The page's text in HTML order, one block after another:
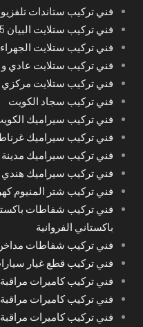
فني تركيب ستاندات
فني تركيب ستلايت البيان 55806005
فني تركيب ستلايت
فني تركيب ستلايت عادي
فني تركيب ستلايت مركزي
فني تركيب سجاد الكويت
فني تركيب سيراميك
فني تركيب سيراميك
فني تركيب سيراميك مدينة
فني تركيب سيراميك هندي
فني تركيب شتر المنيوم
فني تركيب شفاطات
باكستاني الفروانية
فني تركيب شفاطات مداخن
فني تركيب قطع غيار
فني تركيب كاميرات مراقبة
فني تركيب كاميرات
فني تركيب كاميرات